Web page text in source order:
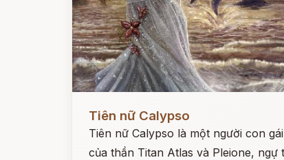
Tiên nữ Calypso
Tiên nữ Calypso là một người con gái
của thần Titan Atlas và Pleione, ngự